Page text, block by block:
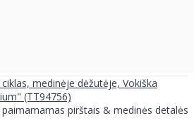
medinėje dėžutėje, Vokiška
(TT94756)
pirštais & medinės detalės